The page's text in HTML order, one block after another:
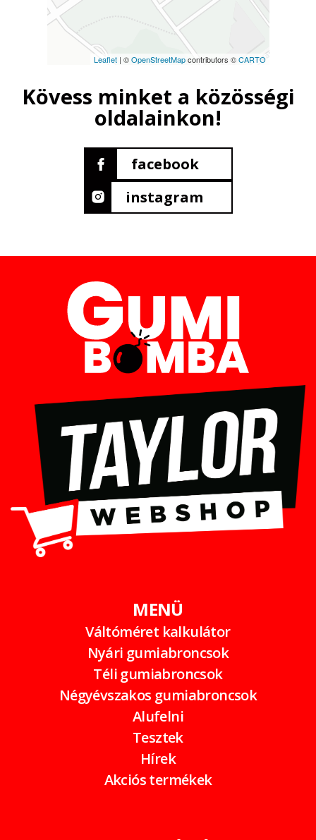
Leaflet| ©OpenStreetMapcontributors ©CARTO
Kövess minket a közösségi
oldalainkon!
facebook
instagram
MENÜ
Váltóméret kalkulátor
Nyári gumiabroncsok
Téli gumiabroncsok
Négyévszakos gumiabroncsok
Alufelni
Tesztek
Hírek
Akciós termékek